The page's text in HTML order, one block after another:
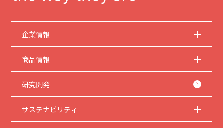
企業情報
商品情報
研究開発
サステナビリティ